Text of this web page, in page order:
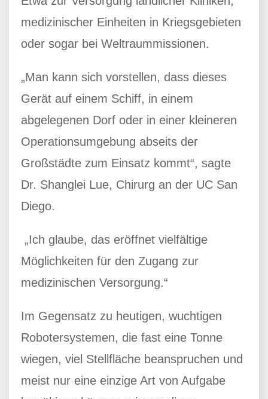
medizinischer Einheiten in Kriegsgebieten
oder sogar bei Weltraummissionen.
„Man kann sich vorstellen, dass dieses
Gerät auf einem Schiff, in einem
abgelegenen Dorf oder in einer kleineren
Operationsumgebung abseits der
Großstädte zum Einsatz kommt“, sagte
Dr. Shanglei Lue, Chirurg an der UC San
Diego.
„Ich glaube, das eröffnet vielfältige
Möglichkeiten für den Zugang zur
medizinischen Versorgung.“
Im Gegensatz zu heutigen, wuchtigen
Robotersystemen, die fast eine Tonne
wiegen, viel Stellfläche beanspruchen und
meist nur eine einzige Art von Aufgabe